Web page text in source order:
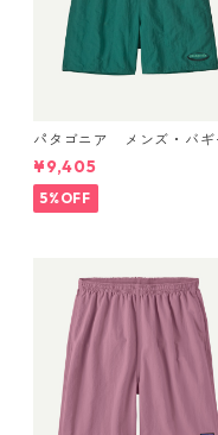
パタゴニア メンズ・バギ
ズ・ショーツ ５インチ
2 '95 Oval Logo: Gem Green
日本正規品
¥9,405
5%OFF